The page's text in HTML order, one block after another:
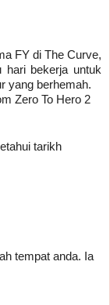
FY di The Curve,
hari bekerja untuk
yang berhemah.
Zero To Hero 2
tarikh
tempat anda. Ia